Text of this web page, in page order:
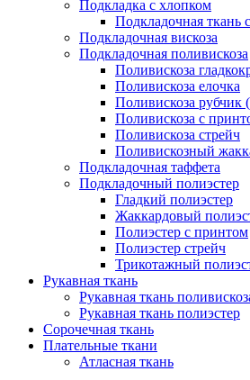
Подкладка с хлопком
Подкладочная ткань
Подкладочная вискоза
Подкладочная поливискоза
Поливискоза
Поливискоза елочка
Поливискоза рубчик
Поливискоза с
Поливискоза стрейч
Поливискозный
Подкладочная таффета
Подкладочный полиэстер
Гладкий полиэстер
Жаккардовый
Полиэстер с принтом
Полиэстер стрейч
Трикотажный
Рукавная ткань
Рукавная ткань
Рукавная ткань полиэстер
Сорочечная ткань
Плательные ткани
Атласная ткань